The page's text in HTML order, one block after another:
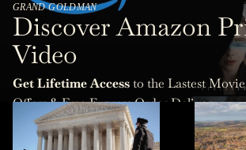
GRAND GOLDMAN
Discover Amazon
Video
Get Lifetime Accessto the Lastest
Offers & Free Express Order Delivery.